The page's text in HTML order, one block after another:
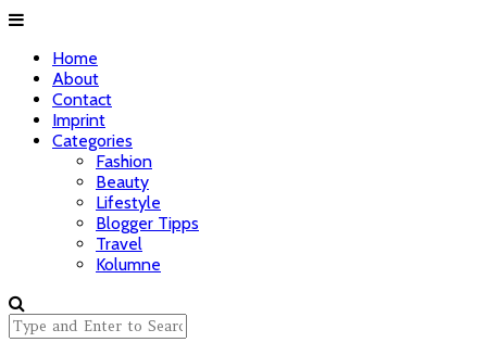
Home
About
Contact
Imprint
Categories
Fashion
Beauty
Lifestyle
Blogger Tipps
Travel
Kolumne